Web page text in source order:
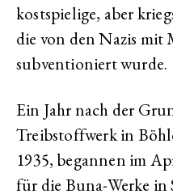
kostspielige, aber
die von den Nazis
subventioniert wurde.
Ein Jahr nach der
Treibstoffwerk in
1935, begannen im
für die Buna-Werke